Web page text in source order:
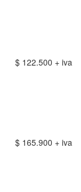
$ 122.500 + iva
$ 165.900 + iva